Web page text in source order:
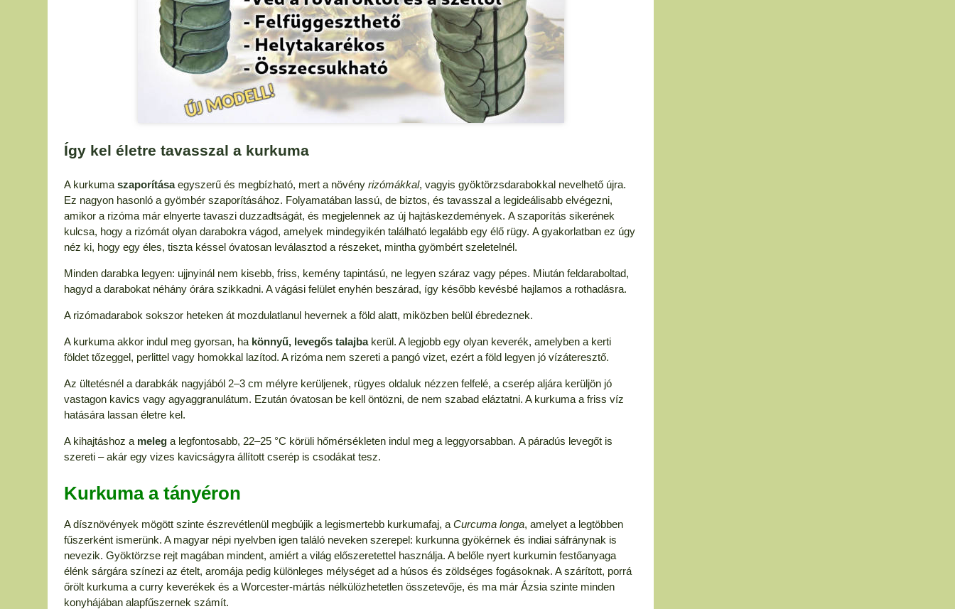
Így kel életre tavasszal a kurkuma
A kurkuma szaporításaegyszerű és megbízható, mert a növény rizómákkal, vagyis gyöktörzsdarabokkal nevelhető újra.
Ez nagyon hasonló a gyömbér szaporításához. Folyamatában lassú, de biztos, és tavasszal a legideálisabb elvégezni,
amikor a rizóma már elnyerte tavaszi duzzadtságát, és megjelennek az új hajtáskezdemények. A szaporítás sikerének
kulcsa, hogy a rizómát olyan darabokra vágod, amelyek mindegyikén található legalább egy élő rügy. A gyakorlatban ez úgy
néz ki, hogy egy éles, tiszta késsel óvatosan leválasztod a részeket, mintha gyömbért szeletelnél.
Minden darabka legyen: ujjnyinál nem kisebb, friss, kemény tapintású, ne legyen száraz vagy pépes. Miután feldaraboltad,
hagyd a darabokat néhány órára szikkadni. A vágási felület enyhén beszárad, így később kevésbé hajlamos a rothadásra.
A rizómadarabok sokszor heteken át mozdulatlanul hevernek a föld alatt, miközben belül ébredeznek.
A kurkuma akkor indul meg gyorsan, ha könnyű, levegős talajbakerül. A legjobb egy olyan keverék, amelyben a kerti
földet tőzeggel, perlittel vagy homokkal lazítod. A rizóma nem szereti a pangó vizet, ezért a föld legyen jó vízáteresztő.
Az ültetésnél a darabkák nagyjából 2–3 cm mélyre kerüljenek, rügyes oldaluk nézzen felfelé, a cserép aljára kerüljön jó
vastagon kavics vagy agyaggranulátum. Ezután óvatosan be kell öntözni, de nem szabad eláztatni. A kurkuma a friss víz
hatására lassan életre kel.
A kihajtáshoz a melega legfontosabb, 22–25 °C körüli hőmérsékleten indul meg a leggyorsabban. A páradús levegőt is
szereti – akár egy vizes kavicságyra állított cserép is csodákat tesz.
Kurkuma a tányéron
A dísznövények mögött szinte észrevétlenül megbújik a legismertebb kurkumafaj, a Curcuma longa, amelyet a legtöbben
fűszerként ismerünk. A magyar népi nyelvben igen találó neveken szerepel: kurkunna gyökérnek és indiai sáfránynak is
nevezik. Gyöktörzse rejt magában mindent, amiért a világ előszeretettel használja. A belőle nyert kurkumin festőanyaga
élénk sárgára színezi az ételt, aromája pedig különleges mélységet ad a húsos és zöldséges fogásoknak. A szárított, porrá
őrölt kurkuma a curry keverékek és a Worcester-mártás nélkülözhetetlen összetevője, és ma már Ázsia szinte minden
konyhájában alapfűszernek számít.